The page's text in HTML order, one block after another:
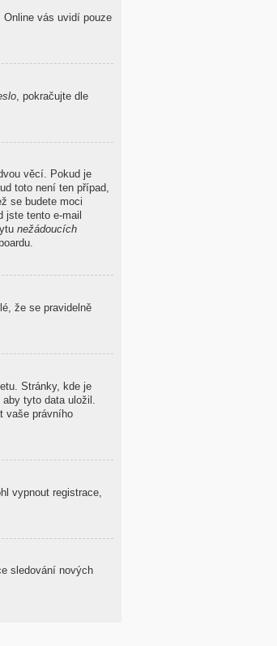
vás uvidí pouze
, pokračujte dle
věcí. Pokud je
toto není ten případ,
se budete moci
tento e-mail
nežádoucích
že se pravidelně
Stránky, kde je
tyto data uložil.
vaše právního
vypnout registrace,
sledování nových